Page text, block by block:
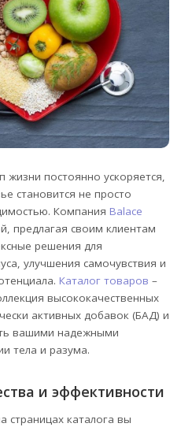
постоянно ускоряется,
становится не просто
Компания Balace
предлагая своим клиентам
решения для
улучшения самочувствия и
Каталог товаров –
высококачественных
активных добавок (БАД) и
вашими надежными
тела и разума.
и эффективности
страницах каталога вы